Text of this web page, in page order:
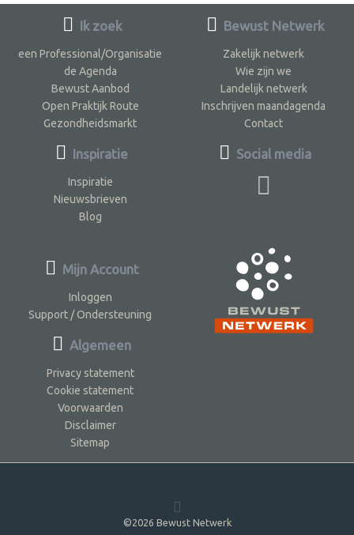
Ik zoek
een Professional/Organisatie
de Agenda
Bewust Aanbod
Open Praktijk Route
Gezondheidsmarkt
Inspiratie
Inspiratie
Nieuwsbrieven
Blog
Bewust Netwerk
Zakelijk netwerk
Wie zijn we
Landelijk netwerk
Inschrijven maandagenda
Contact
Social media
Mijn Account
Inloggen
Support / Ondersteuning
Algemeen
Privacy statement
Cookie statement
Voorwaarden
Disclaimer
Sitemap
©2026 Bewust Netwerk